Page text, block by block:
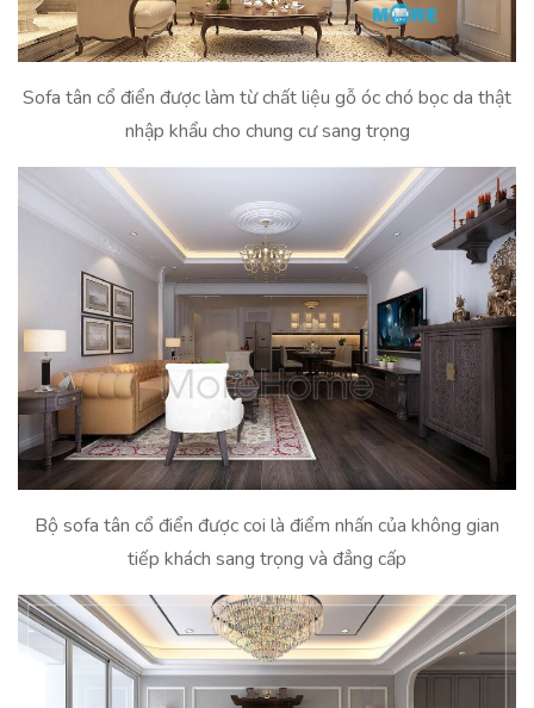
Sofa tân cổ điển được làm từ chất liệu gỗ óc chó bọc da thật
nhập khẩu cho chung cư sang trọng
Bộ sofa tân cổ điển được coi là điểm nhấn của không gian
tiếp khách sang trọng và đẳng cấp